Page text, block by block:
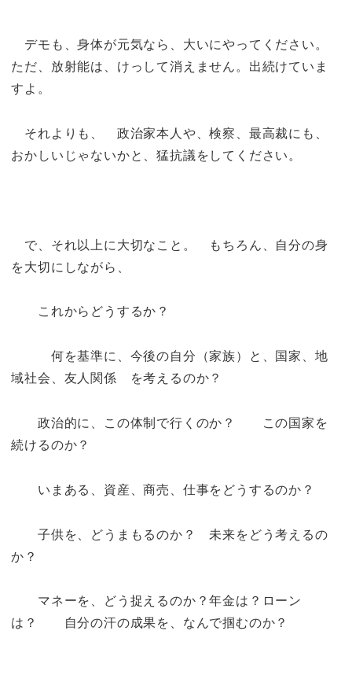
デモも、身体が元気なら、大いにやってください。
ただ、放射能は、けっして消えません。出続けていま
すよ。
それよりも、 政治家本人や、検察、最高裁にも、
おかしいじゃないかと、猛抗議をしてください。
で、それ以上に大切なこと。 もちろん、自分の身
を大切にしながら、
これからどうするか？
何を基準に、今後の自分（家族）と、国家、地
域社会、友人関係 を考えるのか？
政治的に、この体制で行くのか？ この国家を
続けるのか？
いまある、資産、商売、仕事をどうするのか？
子供を、どうまもるのか？ 未来をどう考えるの
か？
マネーを、どう捉えるのか？年金は？ローン
は？ 自分の汗の成果を、なんで掴むのか？